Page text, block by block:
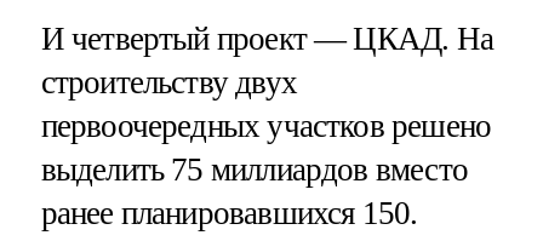
И четвертый проект — ЦКАД. На
строительству двух
первоочередных участков решено
выделить 75 миллиардов вместо
ранее планировавшихся 150.